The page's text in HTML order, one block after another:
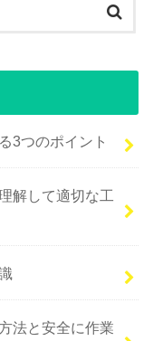
3つのポイント
解して適切な工
法と安全に作業